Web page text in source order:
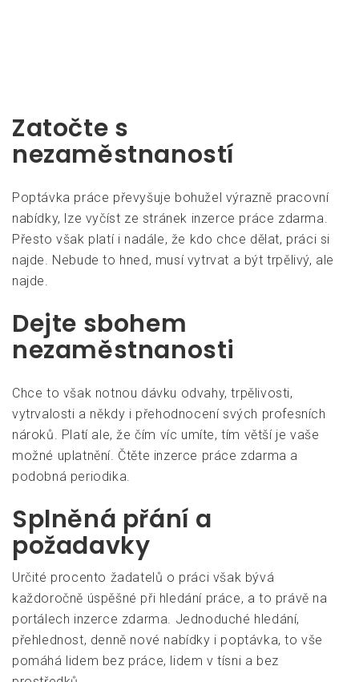
Zatočte s
nezaměstnaností
Poptávka práce převyšuje bohužel výrazně pracovní
nabídky, lze vyčíst ze stránek inzerce práce zdarma.
Přesto však platí i nadále, že kdo chce dělat, práci si
najde. Nebude to hned, musí vytrvat a být trpělivý, ale
najde.
Dejte sbohem
nezaměstnanosti
Chce to však notnou dávku odvahy, trpělivosti,
vytrvalosti a někdy i přehodnocení svých profesních
nároků. Platí ale, že čím víc umíte, tím větší je vaše
možné uplatnění. Čtěte inzerce práce zdarma a
podobná periodika.
Splněná přání a
požadavky
Určité procento žadatelů o práci však bývá
každoročně úspěšné při hledání práce, a to právě na
portálech inzerce zdarma. Jednoduché hledání,
přehlednost, denně nové nabídky i poptávka, to vše
pomáhá lidem bez práce, lidem v tísni a bez